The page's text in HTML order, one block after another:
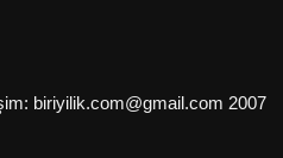
biriyilik.com@gmail.com 2007